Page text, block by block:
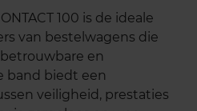
100 is de ideale
van bestelwagens die
en
band biedt een
veiligheid, prestaties